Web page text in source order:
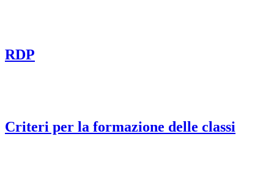
RDP
Criteri per la formazione delle classi